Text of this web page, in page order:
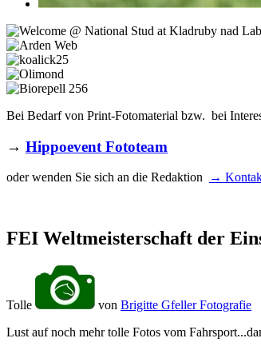
Bei Bedarf von Print-Fotomaterial bzw. bei
→ Hippoevent Fototeam
oder wenden Sie sich an die Redaktion →
FEI Weltmeisterschaft der
Tolle von Brigitte Gfeller Fotografie
Lust auf noch mehr tolle Fotos vom